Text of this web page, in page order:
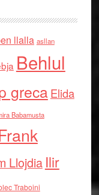
llalla asllan
Behlul
grecaElida
Babamusta
Llojdia Ilir
Traboini